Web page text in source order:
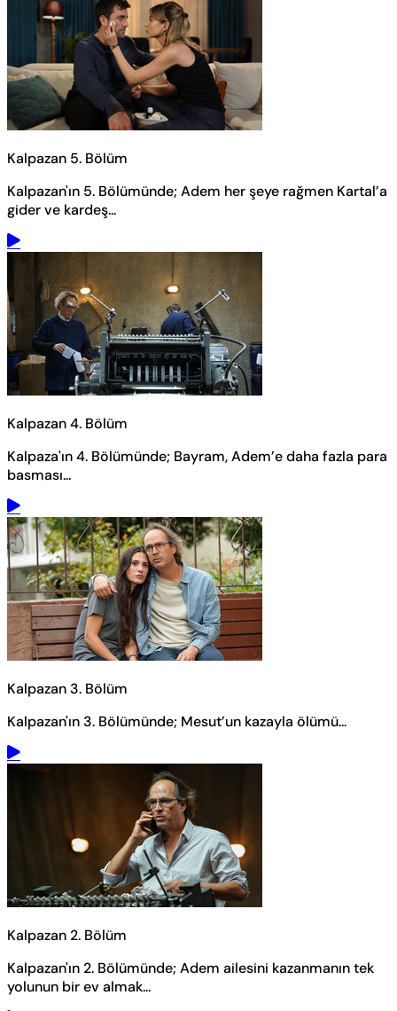
Kalpazan 5. Bölüm
Kalpazan'ın 5. Bölümünde; Adem her şeye rağmen Kartal’a
gider ve kardeş...
Kalpazan 4. Bölüm
Kalpaza'ın 4. Bölümünde; Bayram, Adem’e daha fazla para
basması...
Kalpazan 3. Bölüm
Kalpazan'ın 3. Bölümünde; Mesut’un kazayla ölümü...
Kalpazan 2. Bölüm
Kalpazan'ın 2. Bölümünde; Adem ailesini kazanmanın tek
yolunun bir ev almak...